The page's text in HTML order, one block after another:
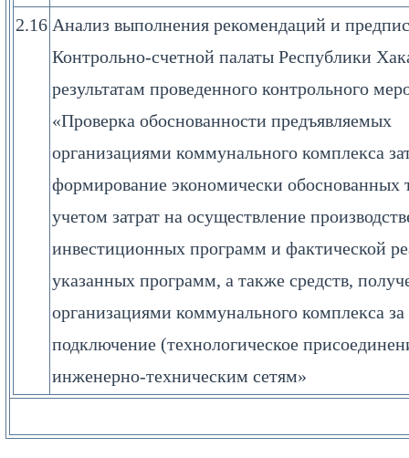
2.16 Анализ выполнения рекомендаций и
Контрольно-счетной палаты Республики
результатам проведенного контрольного
«Проверка обоснованности предъявляемых
организациями коммунального комплекса
формирование экономически обоснованных
учетом затрат на осуществление
инвестиционных программ и фактической
указанных программ, а также средств,
организациями коммунального комплекса за
подключение (технологическое
инженерно-техническим сетям»